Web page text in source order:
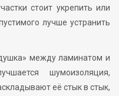
стоит укрепить или
лучше устранить
между ламинатом и
шумоизоляция,
её стык в стык,